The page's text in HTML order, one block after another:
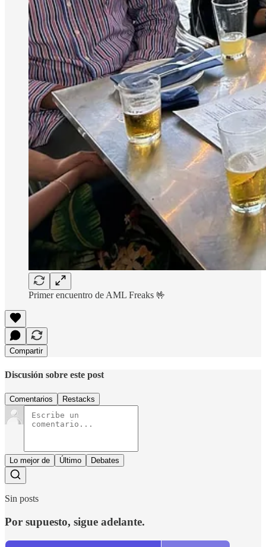
Primer encuentro de AML Freaks 🤟
Compartir
Discusión sobre este post
Comentarios Restacks
Lo mejor de Último Debates
Sin posts
Por supuesto, sigue adelante.